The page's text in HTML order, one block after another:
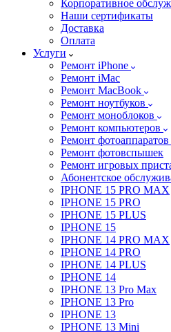
Корпоративное
Наши сертификаты
Доставка
Оплата
Услуги
Ремонт iPhone
Ремонт iMac
Ремонт MacBook
Ремонт ноутбуков
Ремонт моноблоков
Ремонт компьютеров
Ремонт фотоаппаратов
Ремонт фотовспышек
Ремонт игровых
Абонентское
IPHONE 15 PRO MAX
IPHONE 15 PRO
IPHONE 15 PLUS
IPHONE 15
IPHONE 14 PRO MAX
IPHONE 14 PRO
IPHONE 14 PLUS
IPHONE 14
IPHONE 13 Pro Max
IPHONE 13 Pro
IPHONE 13
IPHONE 13 Mini